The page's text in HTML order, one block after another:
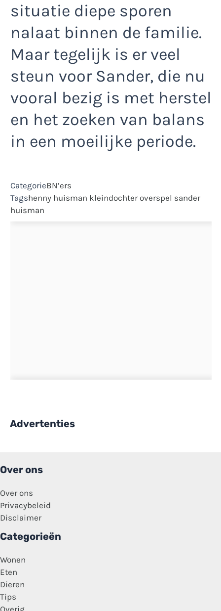
situatie diepe sporen
nalaat binnen de familie.
Maar tegelijk is er veel
steun voor Sander, die nu
vooral bezig is met herstel
en het zoeken van balans
in een moeilijke periode.
CategorieBN’ers
Tagshenny huisman kleindochter overspel sander
huisman
Advertenties
Over ons
Over ons
Privacybeleid
Disclaimer
Categorieën
Wonen
Eten
Dieren
Tips
Overig